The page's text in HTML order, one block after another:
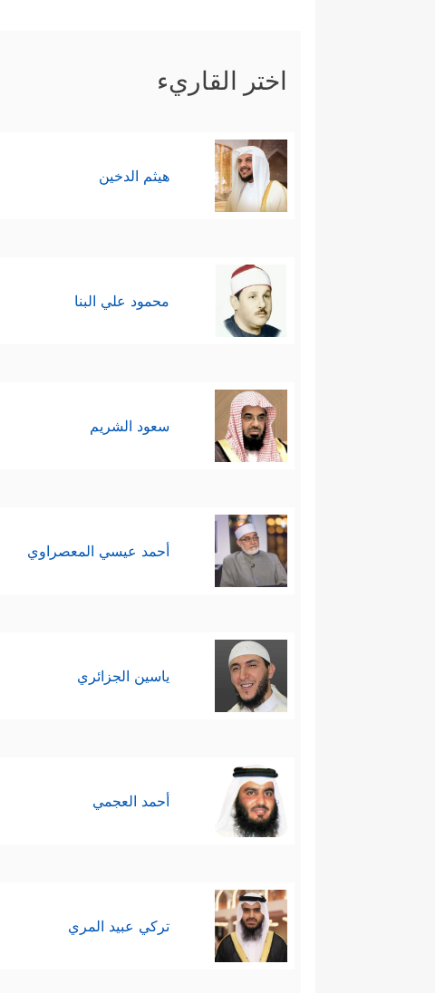
خَرُّواْ سُجَّدࣰا وَبُكِیࣰّا ۩﴾
اختر القاريء
هيثم الدخين
محمود علي البنا
سعود الشريم
أحمد عيسي المعصراوي
ياسين الجزائري
أحمد العجمي
تركي عبيد المري